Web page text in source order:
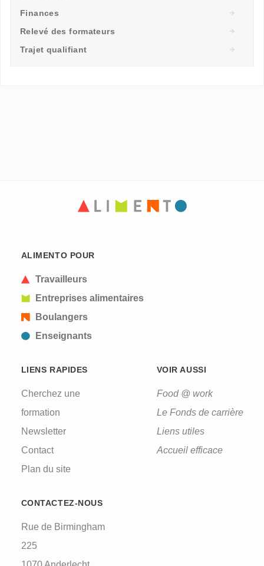
Finances
Relevé des formateurs
Trajet qualifiant
ALIMENTO POUR
Travailleurs
Entreprises alimentaires
Boulangers
Enseignants
LIENS RAPIDES
Cherchez une
formation
Newsletter
Contact
Plan du site
VOIR AUSSI
Food @ work
Le Fonds de carrière
Liens utiles
Accueil efficace
CONTACTEZ-NOUS
Rue de Birmingham
225